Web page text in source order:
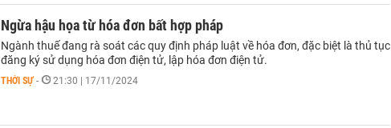
Ngừa hậu họa từ hóa đơn bất hợp pháp
Ngành thuế đang rà soát các quy định pháp luật về hóa đơn, đặc biệt là thủ tục
đăng ký sử dụng hóa đơn điện tử, lập hóa đơn điện tử.
THỜI SỰ - 21:30 | 17/11/2024